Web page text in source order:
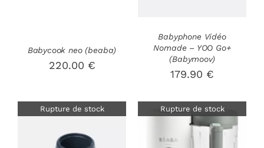
PEUVENT
ÊTRE
CHOISIES
LA
PAGE
PRODUIT
Babycook neo (beaba)
220.00 €
Babyphone Vidéo
Nomade – YOO Go+
(Babymoov)
179.90 €
Rupture de stock Rupture de stock